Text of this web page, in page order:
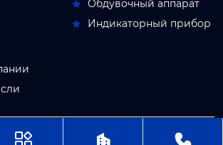
 Обдувочный аппарат
 Индикаторный прибор
ООО Пекин Мяосытэ по
  